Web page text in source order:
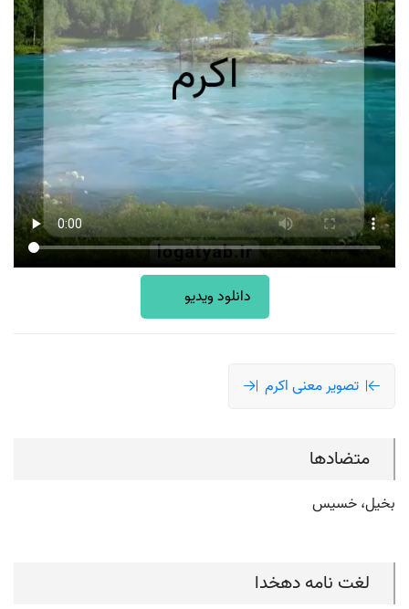
دانلود ویدیو
تصویر معنی اکرم
متضادها
بخیل، خسیس
لغت نامه دهخدا